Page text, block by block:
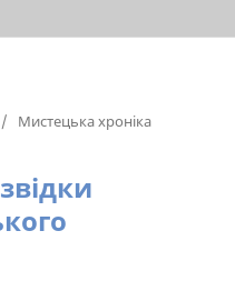
/ Мистецька хроніка